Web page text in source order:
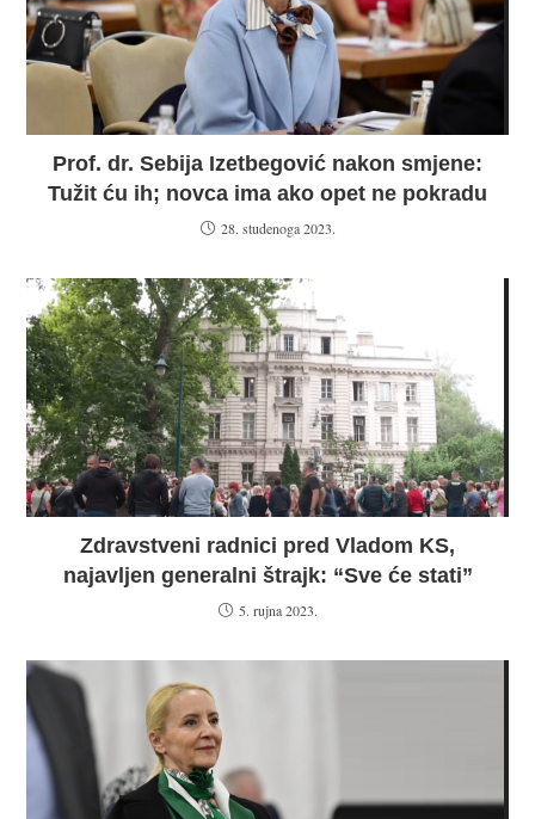
Prof. dr. Sebija Izetbegović nakon smjene:
Tužit ću ih; novca ima ako opet ne pokradu
28. studenoga 2023.
Zdravstveni radnici pred Vladom KS,
najavljen generalni štrajk: “Sve će stati”
5. rujna 2023.